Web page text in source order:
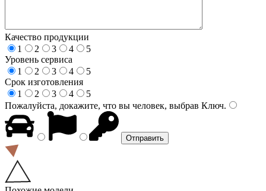
Качество продукции
1
2 3 4
5
Уровень сервиса
1
2 3 4
5
Срок изготовления
1
2 3 4
5
Пожалуйста, докажите, что вы человек, выбрав Ключ.